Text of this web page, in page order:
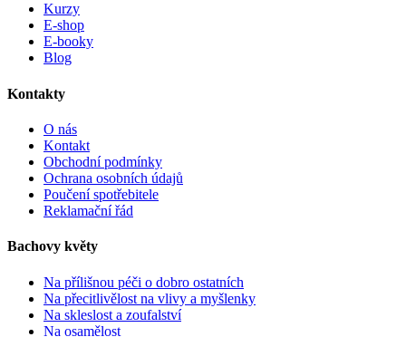
Kurzy
E-shop
E-booky
Blog
Kontakty
O nás
Kontakt
Obchodní podmínky
Ochrana osobních údajů
Poučení spotřebitele
Reklamační řád
Bachovy květy
Na přílišnou péči o dobro ostatních
Na přecitlivělost na vlivy a myšlenky
Na skleslost a zoufalství
Na osamělost